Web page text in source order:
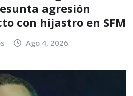
agresión
con hijastro en SFM
Ago 4, 2026